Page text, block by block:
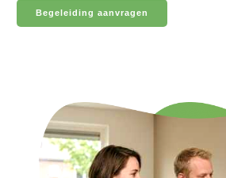
Begeleiding aanvragen